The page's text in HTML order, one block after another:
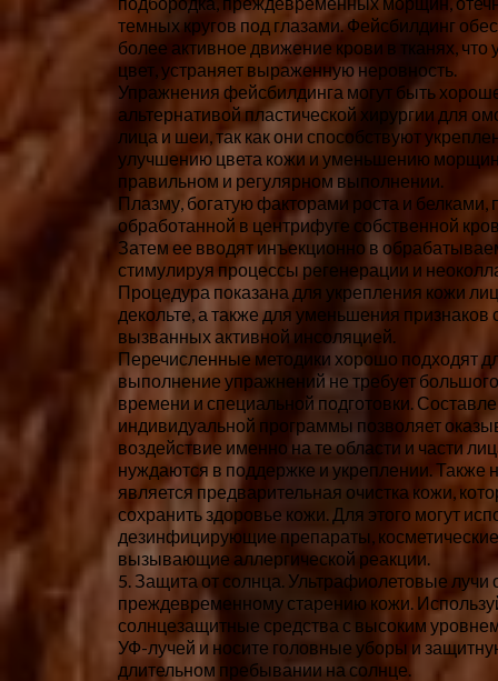
темных кругов под глазами. Фейсбилдинг
более активное движение крови в тканях, что
цвет, устраняет выраженную неровность.
Упражнения фейсбилдинга могут быть
альтернативой пластической хирургии для
лица и шеи, так как они способствуют
улучшению цвета кожи и уменьшению
правильном и регулярном выполнении.
Плазму, богатую факторами роста и белками,
обработанной в центрифуге собственной
Затем ее вводят инъекционно в
стимулируя процессы регенерации и
Процедура показана для укрепления кожи
декольте, а также для уменьшения признаков
вызванных активной инсоляцией.
Перечисленные методики хорошо подходят
выполнение упражнений не требует
времени и специальной подготовки.
индивидуальной программы позволяет
воздействие именно на те области и части
нуждаются в поддержке и укреплении. Также
является предварительная очистка кожи,
сохранить здоровье кожи. Для этого могут
дезинфицирующие препараты,
вызывающие аллергической реакции.
5. Защита от солнца. Ультрафиолетовые лучи
преждевременному старению кожи.
солнцезащитные средства с высоким
УФ-лучей и носите головные уборы и
длительном пребывании на солнце.